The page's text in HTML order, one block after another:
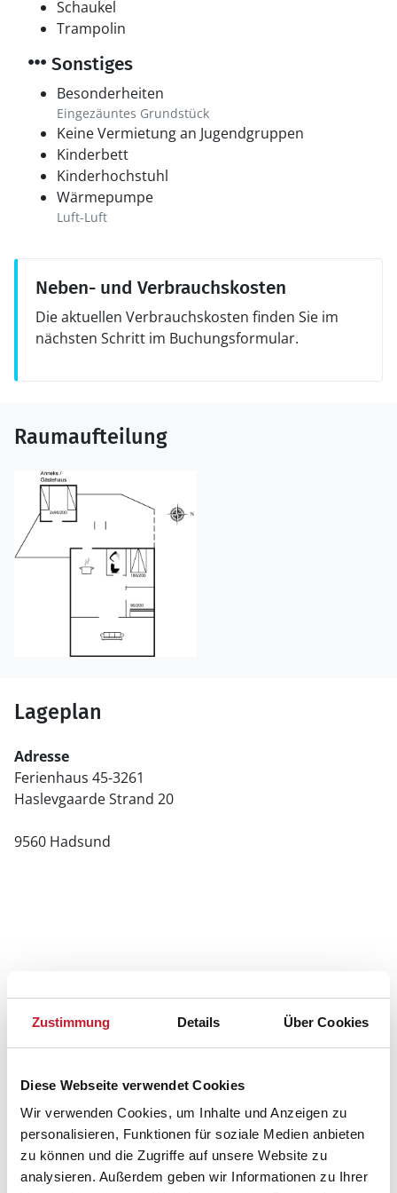
Zustimmung Details Über Cookies
Diese Webseite verwendet Cookies
Wir verwenden Cookies, um Inhalte und Anzeigen zu
personalisieren, Funktionen für soziale Medien anbieten
zu können und die Zugriffe auf unsere Website zu
analysieren. Außerdem geben wir Informationen zu Ihrer
Schaukel
Trampolin
Sonstiges
Besonderheiten
Eingezäuntes Grundstück
Keine Vermietung an Jugendgruppen
Kinderbett
Kinderhochstuhl
Wärmepumpe
Luft-Luft
Neben- und Verbrauchskosten
Die aktuellen Verbrauchskosten finden Sie im
nächsten Schritt im Buchungsformular.
Raumaufteilung
Lageplan
Adresse
Ferienhaus 45-3261
Haslevgaarde Strand 20
9560 Hadsund